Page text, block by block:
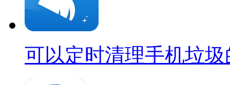
可以定时清理手机垃